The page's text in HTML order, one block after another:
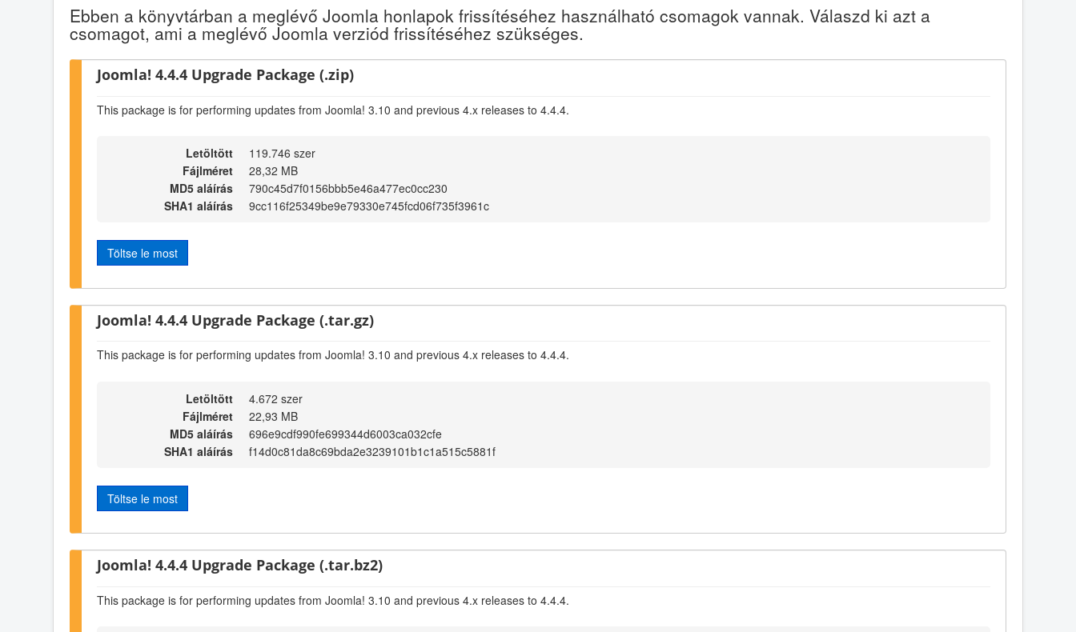
Ebben a könyvtárban a meglévő Joomla honlapok frissítéséhez használható csomagok vannak. Válaszd ki azt a
csomagot, ami a meglévő Joomla verziód frissítéséhez szükséges.
Joomla! 4.4.4 Upgrade Package (.zip)
This package is for performing updates from Joomla! 3.10 and previous 4.x releases to 4.4.4.
Letöltött
119.746 szer
Fájlméret
28,32 MB
MD5 aláírás
790c45d7f0156bbb5e46a477ec0cc230
SHA1 aláírás
9cc116f25349be9e79330e745fcd06f735f3961c
Töltse le most
Joomla! 4.4.4 Upgrade Package (.tar.gz)
This package is for performing updates from Joomla! 3.10 and previous 4.x releases to 4.4.4.
Letöltött
4.672 szer
Fájlméret
22,93 MB
MD5 aláírás
696e9cdf990fe699344d6003ca032cfe
SHA1 aláírás
f14d0c81da8c69bda2e3239101b1c1a515c5881f
Töltse le most
Joomla! 4.4.4 Upgrade Package (.tar.bz2)
This package is for performing updates from Joomla! 3.10 and previous 4.x releases to 4.4.4.